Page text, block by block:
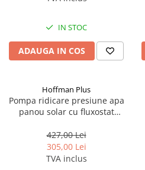
IN STOC
ADAUGA IN COS
Hoffman Plus
Pompa ridicare presiune apa
panou solar cu fluxostat
427,00 Lei
305,00 Lei
TVA inclus